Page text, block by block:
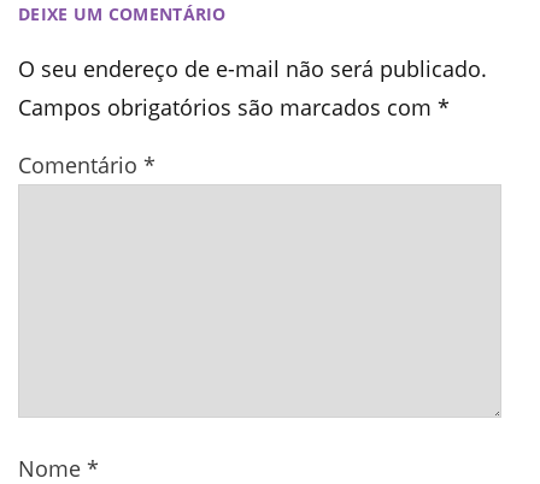
DEIXE UM COMENTÁRIO
O seu endereço de e-mail não será publicado.
Campos obrigatórios são marcados com *
Comentário *
Nome *